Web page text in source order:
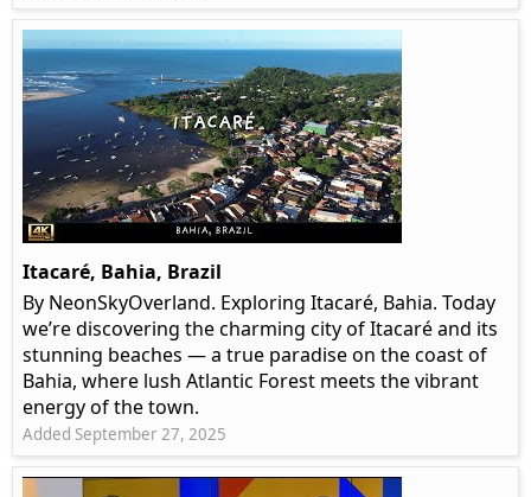
Itacaré, Bahia, Brazil
By NeonSkyOverland. Exploring Itacaré, Bahia. Today
we’re discovering the charming city of Itacaré and its
stunning beaches — a true paradise on the coast of
Bahia, where lush Atlantic Forest meets the vibrant
energy of the town.
Added September 27, 2025